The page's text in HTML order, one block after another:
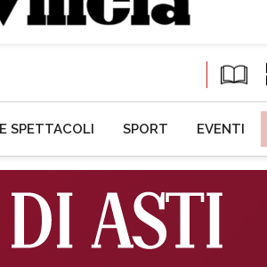
SPETTACOLI SPORT EVENTI